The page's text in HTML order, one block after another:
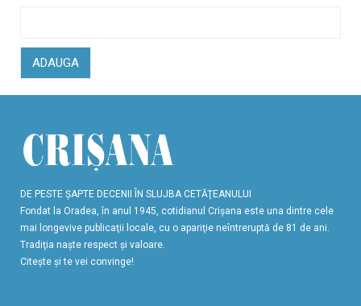
ADAUGA
DE PESTE ŞAPTE DECENII ÎN SLUJBA CETĂŢEANULUI
Fondat la Oradea, în anul 1945, cotidianul Crişana este una dintre cele
mai longevive publicaţii locale, cu o apariţie neîntreruptă de 81 de ani.
Tradiţia naşte respect şi valoare.
Citeşte şi te vei convinge!